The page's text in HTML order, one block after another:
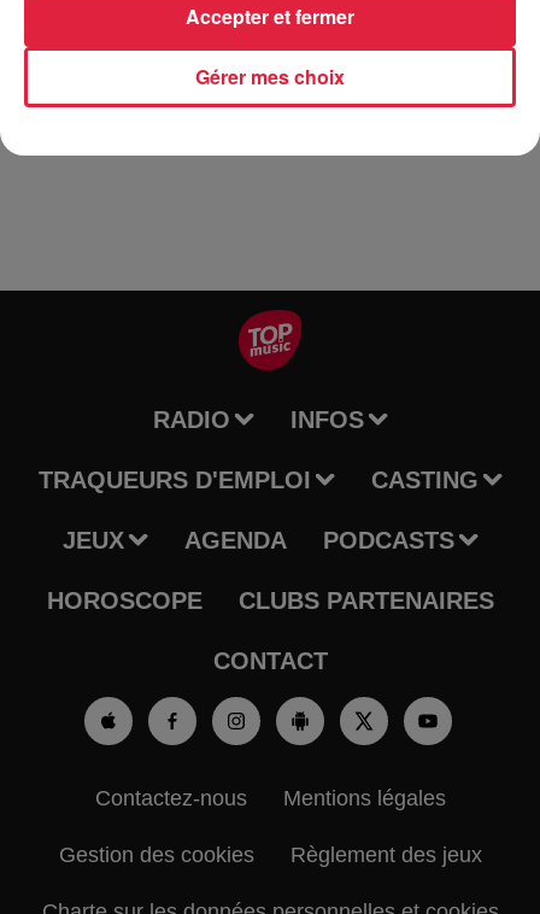
Jeudi 5 mars à 19h30 Réunion d'échange et d'information
sur l'ouverture d'une école privée alternative d'inspiration
montessori à Selestat en septembre 2020. 2 classes de 2-6
ans et 6-12 ans. Temps d'échange sur le projet les
RADIO INFOS
TRAQUEURS D'EMPLOI CASTING
JEUX AGENDA PODCASTS
HOROSCOPE CLUBS PARTENAIRES
CONTACT
Contactez-nous Mentions légales
Gestion des cookies Règlement des jeux
Gérer mes choix
Accepter et fermer